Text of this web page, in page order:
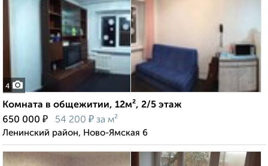
4
Комната в общежитии, 12м², 2/5 этаж
650 000 ₽ 54 200 ₽ за м²
Ленинский район, Ново-Ямская 6